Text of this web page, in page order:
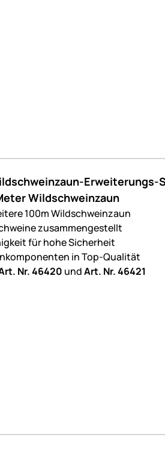
Erweiterungs-
Wildschweinzaun
100m Wildschweinzaun
zusammengestellt
für hohe Sicherheit
in Top-Qualität
Nr. 46420 undArt. Nr. 46421